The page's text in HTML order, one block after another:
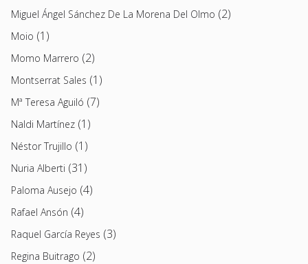
Miguel Ángel Sánchez De La Morena Del Olmo (2)
Moio (1)
Momo Marrero (2)
Montserrat Sales (1)
Mª Teresa Aguiló (7)
Naldi Martínez (1)
Néstor Trujillo (1)
Nuria Alberti (31)
Paloma Ausejo (4)
Rafael Ansón (4)
Raquel García Reyes (3)
Regina Buitrago (2)